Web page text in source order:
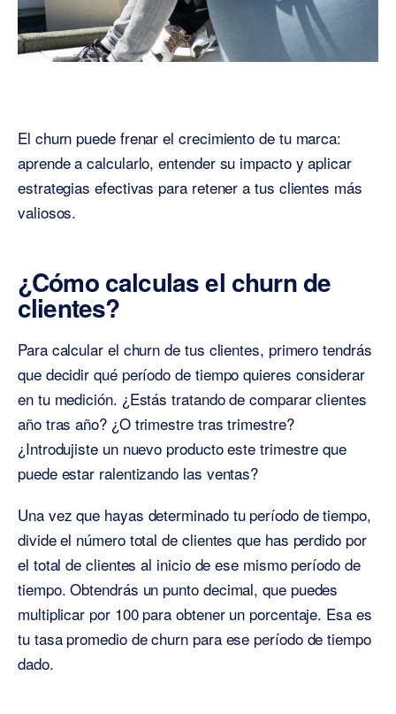
El churn puede frenar el crecimiento de tu marca:
aprende a calcularlo, entender su impacto y aplicar
estrategias efectivas para retener a tus clientes más
valiosos.
¿Cómo calculas el churn de
clientes?
Para calcular el churn de tus clientes, primero tendrás
que decidir qué período de tiempo quieres considerar
en tu medición. ¿Estás tratando de comparar clientes
año tras año? ¿O trimestre tras trimestre?
¿Introdujiste un nuevo producto este trimestre que
puede estar ralentizando las ventas?
Una vez que hayas determinado tu período de tiempo,
divide el número total de clientes que has perdido por
el total de clientes al inicio de ese mismo período de
tiempo. Obtendrás un punto decimal, que puedes
multiplicar por 100 para obtener un porcentaje. Esa es
tu tasa promedio de churn para ese período de tiempo
dado.